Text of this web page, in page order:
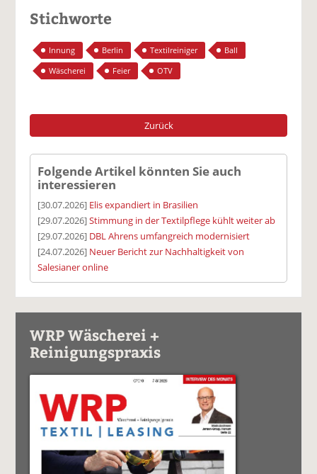
Stichworte
Innung Berlin Textilreiniger
Ball
Wäscherei
Feier OTV
Zurück
Folgende Artikel könnten Sie auch
interessieren
[30.07.2026] Elis expandiert in Brasilien
[29.07.2026]Stimmung in der Textilpflege kühlt weiter ab
[29.07.2026] DBL Ahrens umfangreich modernisiert
[24.07.2026] Neuer Bericht zur Nachhaltigkeit von
Salesianer online
WRP Wäscherei +
Reinigungspraxis